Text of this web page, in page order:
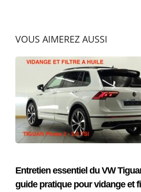
VOUS AIMEREZ AUSSI
Entretien essentiel du VW
guide pratique pour vidange et